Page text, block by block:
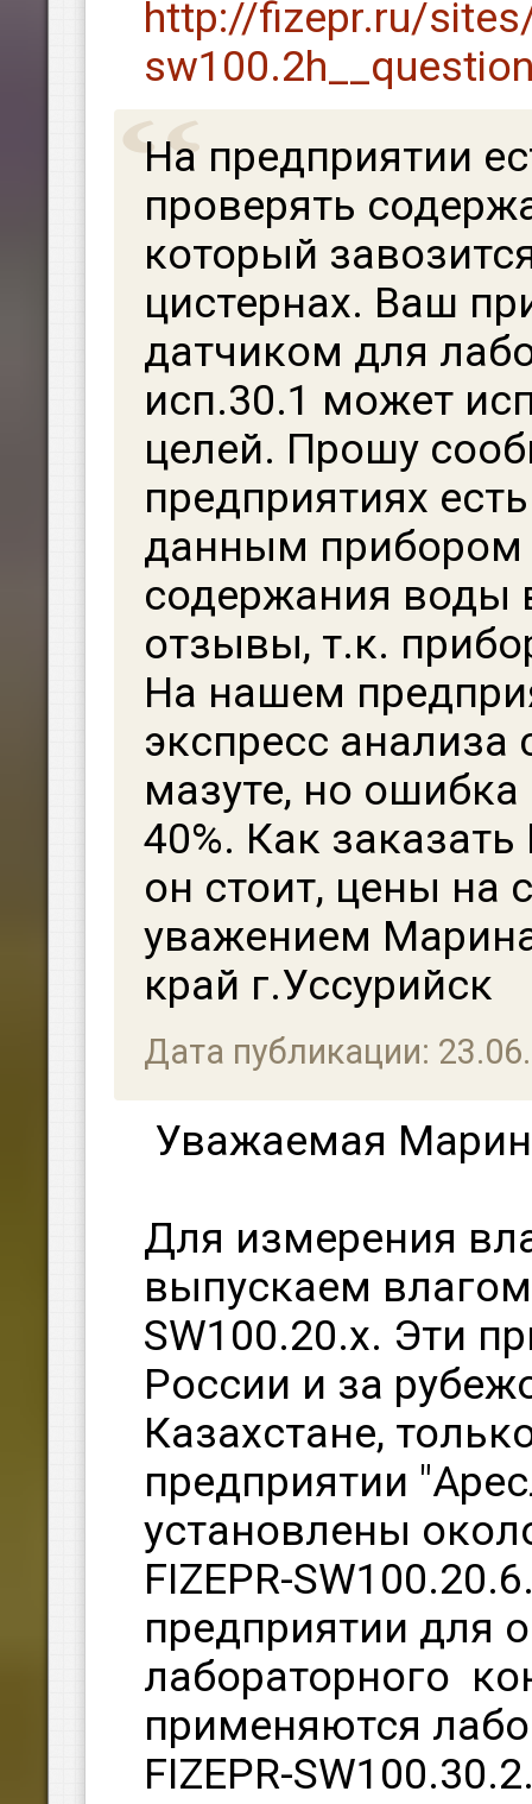
http://fizepr.ru/
На предприятии
проверять
который
цистернах. Ваш
датчиком для
исп.30.1 может
целей. Прошу
предприятиях
данным прибором
содержания воды
отзывы, т.к.
На нашем
экспресс
мазуте, но
40%. Как
он стоит, цены на
уважением
край г.Уссурийск
Дата публикации:
Уважаемая
Для измерения
выпускаем
SW100.20.x. Эти
России и за
Казахстане,
предприятии
установлены
FIZEPR-
предприятии для
лабораторного
применяются
FIZEPR-